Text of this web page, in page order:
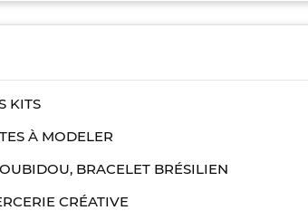
KITS
À MODELER
BRACELET BRÉSILIEN
CRÉATIVE